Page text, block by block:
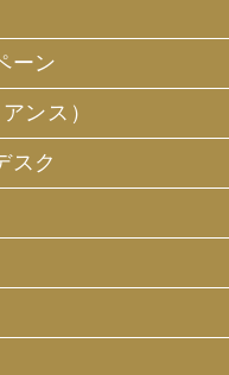
ーン
ンス）
スク